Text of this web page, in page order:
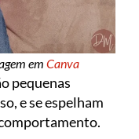
em Canva
pequenas
e se espelham